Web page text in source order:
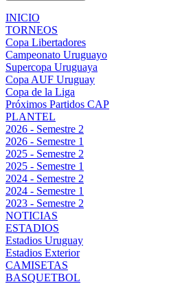
INICIO
TORNEOS
Copa Libertadores
Campeonato Uruguayo
Supercopa Uruguaya
Copa AUF Uruguay
Copa de la Liga
Próximos Partidos CAP
PLANTEL
2026 - Semestre 2
2026 - Semestre 1
2025 - Semestre 2
2025 - Semestre 1
2024 - Semestre 2
2024 - Semestre 1
2023 - Semestre 2
NOTICIAS
ESTADIOS
Estadios Uruguay
Estadios Exterior
CAMISETAS
BASQUETBOL